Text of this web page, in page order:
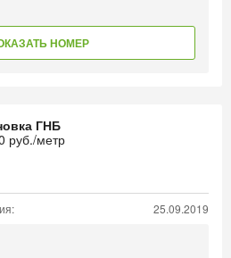
НОМЕР
ГНБ
руб./метр
25.09.2019